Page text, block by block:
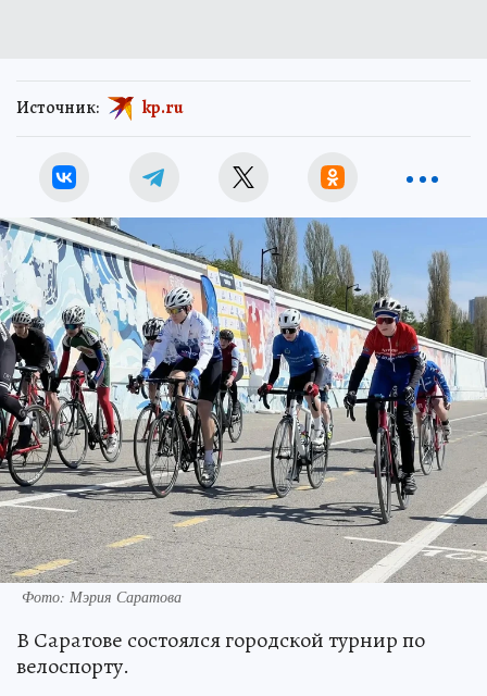
Источник: kp.ru
Фото: Мэрия Саратова
В Саратове состоялся городской турнир по
велоспорту.